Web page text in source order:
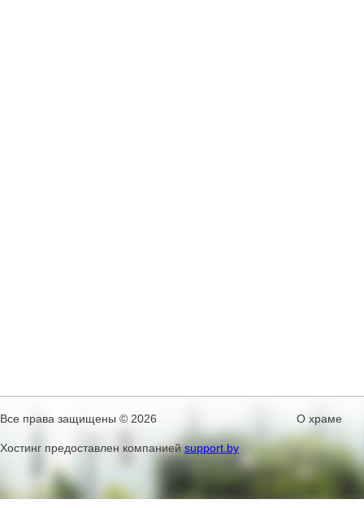
Все права защищены © 2026
Хостинг предоставлен компаниейsupport.by
О храме